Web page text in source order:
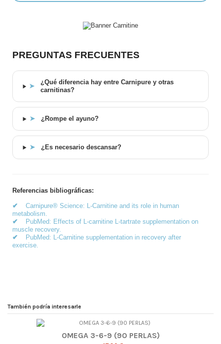
PREGUNTAS FRECUENTES
➤
¿Qué diferencia hay entre Carnipure y otras
carnitinas?
➤ ¿Rompe el ayuno?
➤ ¿Es necesario descansar?
Referencias bibliográficas:
✔
Carnipure® Science: L-Carnitine and its role in human
metabolism.
✔
PubMed: Effects of L-carnitine L-tartrate supplementation on
muscle recovery.
✔
PubMed: L-Carnitine supplementation in recovery after
exercise.
También podría interesarle
OMEGA 3-6-9 (90 PERLAS)